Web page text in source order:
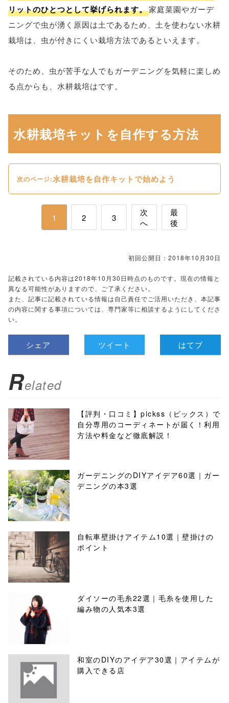
リットのひとつとして挙げられます。家庭菜園やガーデ
ニングで虫が湧く原因は土であるため、土を使わない水耕
栽培は、虫が付きにくい栽培方法であるといえます。
そのため、虫が苦手な人でもガーデニングを気軽に楽しめ
る点からも、水耕栽培はです。
水耕栽培キットを自作する方法
次のページ:水耕栽培を自作キットで始めよう
1 2 3
次
へ
最
後
初回公開日：2018年10月30日
記載されている内容は2018年10月30日時点のものです。現在の情報と
異なる可能性がありますので、ご了承ください。
また、記事に記載されている情報は自己責任でご活用いただき、本記事
の内容に関する事項については、専門家等に相談するようにしてくださ
い。
シェア ツイート はてブ
Related
【評判・口コミ】pickss（ピックス）で
自分専用のコーディネートが届く！利用
方法や料金など徹底解説！
ガーデニングのDIYアイデア60選｜ガー
デニングの本3選
自転車壁掛けアイテム10選｜壁掛けの
ポイント
ダイソーの毛糸22選｜毛糸を使用した
編み物の人気本3選
和室のDIYのアイデア30選｜アイテムが
購入できる店